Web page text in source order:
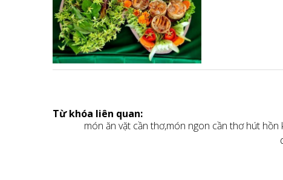
Từ khóa liên quan:
món ăn vặt cần thơ,món ngon cần thơ hút hồn